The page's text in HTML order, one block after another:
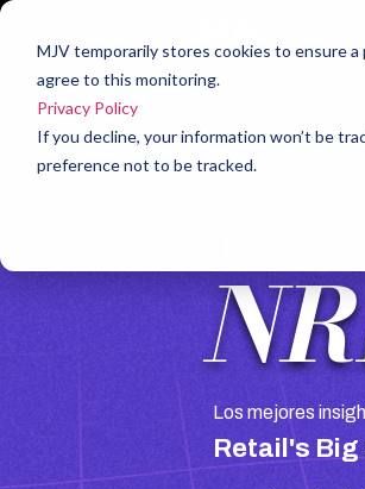
MJV temporarily stores cookies to ensure
agree to this monitoring.
Privacy Policy
If you decline, your information won’t be
preference not to be tracked.
Los mejores
Retail's Big